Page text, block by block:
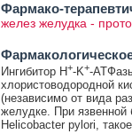
Фармако-
желез желудка -
Ингибитор H+-K+-
хлористоводородной
(независимо от вида
желудке. При язвенной
Helicobacter pylori,